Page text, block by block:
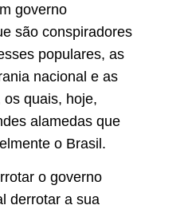
governo
são conspiradores
populares, as
nacional e as
quais, hoje,
alamedas que
o Brasil.
o governo
derrotar a sua